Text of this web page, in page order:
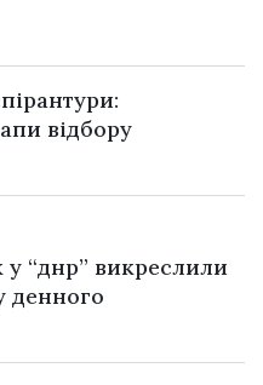
відбору
у “днр” викреслили
денного